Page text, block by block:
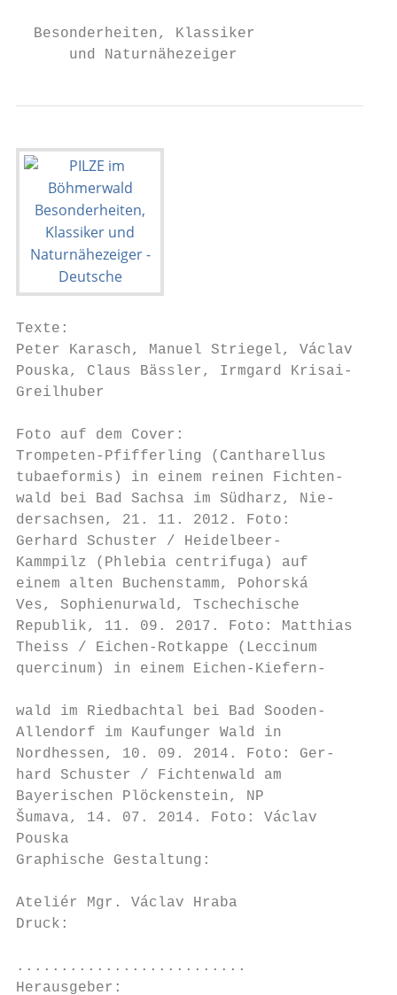
  Besonderheiten, Klassiker
      und Naturnähezeiger
Texte:
Peter Karasch, Manuel Striegel, Václav
Pouska, Claus Bässler, Irmgard Krisai-
Greilhuber
Foto auf dem Cover:
Trompeten-Pfifferling (Cantharellus
tubaeformis) in einem reinen Fichten-
wald bei Bad Sachsa im Südharz, Nie-
dersachsen, 21. 11. 2012. Foto:
Gerhard Schuster / Heidelbeer-
Kammpilz (Phlebia centrifuga) auf
einem alten Buchenstamm, Pohorská
Ves, Sophienurwald, Tschechische
Republik, 11. 09. 2017. Foto: Matthias
Theiss / Eichen-Rotkappe (Leccinum
quercinum) in einem Eichen-Kiefern-
wald im Riedbachtal bei Bad
Allendorf im Kaufunger Wald in
Nordhessen, 10. 09. 2014. Foto: Ger-
hard Schuster / Fichtenwald am
Bayerischen Plöckenstein, NP
Šumava, 14. 07. 2014. Foto: Václav
Pouska
Graphische Gestaltung:
Ateliér Mgr. Václav Hraba
Druck:
..........................
Herausgeber: